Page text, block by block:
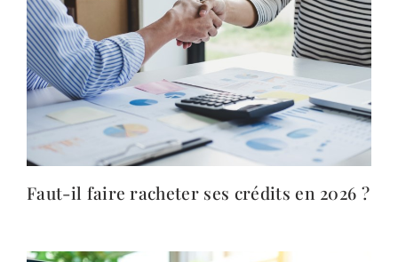
Faut-il faire racheter ses crédits en 2026 ?